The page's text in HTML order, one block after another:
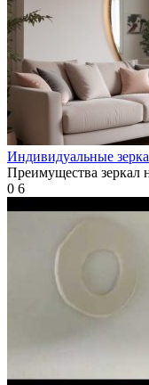
Индивидуальные
Преимущества зеркал
0 6